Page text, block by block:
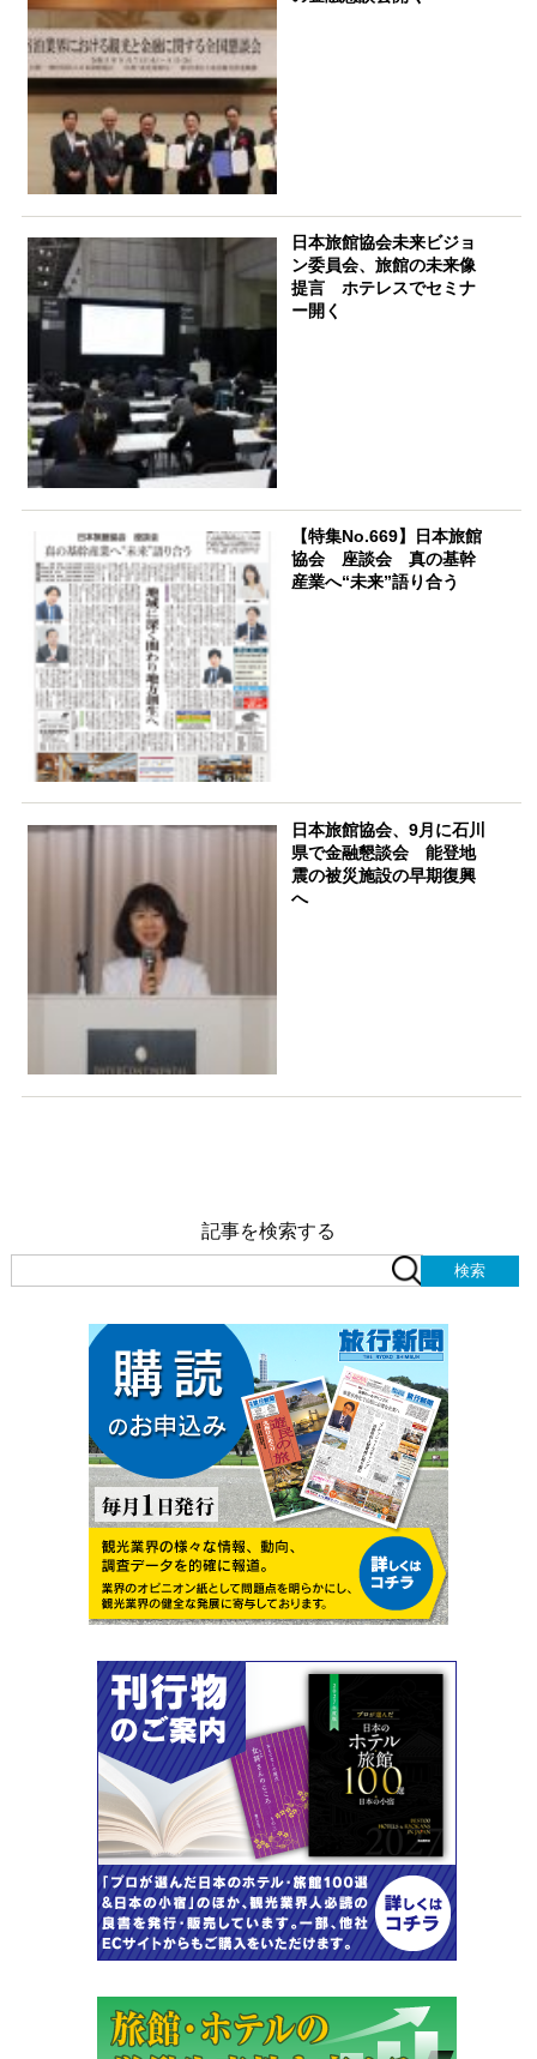
日本旅館協会未来ビジョ
ン委員会、旅館の未来像
提言 ホテレスでセミナ
ー開く
【特集No.669】日本旅館
協会 座談会 真の基幹
産業へ“未来”語り合う
日本旅館協会、9月に石川
県で金融懇談会 能登地
震の被災施設の早期復興
へ
記事を検索する